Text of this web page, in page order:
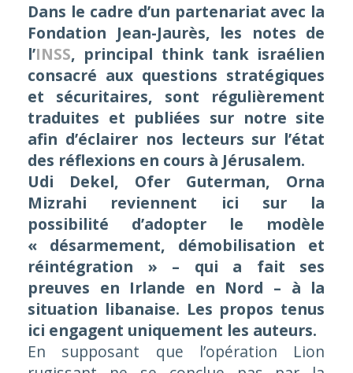
Dans le cadre d’un partenariat avec la
Fondation Jean-Jaurès, les notes de
l’INSS, principal think tankisraélien
consacré aux questions stratégiques
et sécuritaires, sont régulièrement
traduites et publiées sur notre site
afin d’éclairer nos lecteurs sur l’état
des réflexions en cours à Jérusalem.
Udi Dekel, Ofer Guterman, Orna
Mizrahi reviennent ici sur la
possibilité d’adopter le modèle
« désarmement, démobilisation et
réintégration » – qui a fait ses
preuves en Irlande en Nord – à la
situation libanaise. Les propos tenus
ici engagent uniquement les auteurs.
En supposant que l’opération Lion